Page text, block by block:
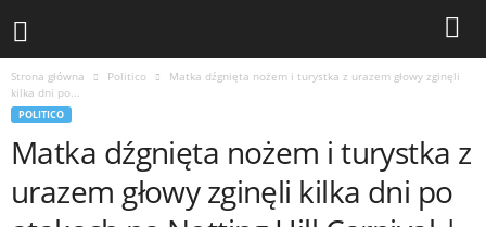
Strona główna Politico
Matka dźgnięta nożem i turystka z urazem głowy zginęli
kilka dni po...
POLITICO
Matka dźgnięta nożem i turystka z
urazem głowy zginęli kilka dni po